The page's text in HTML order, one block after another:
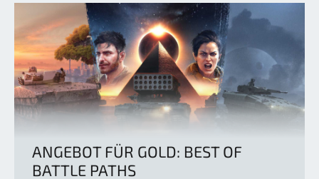
ANGEBOT FÜR GOLD: BEST OF
BATTLE PATHS